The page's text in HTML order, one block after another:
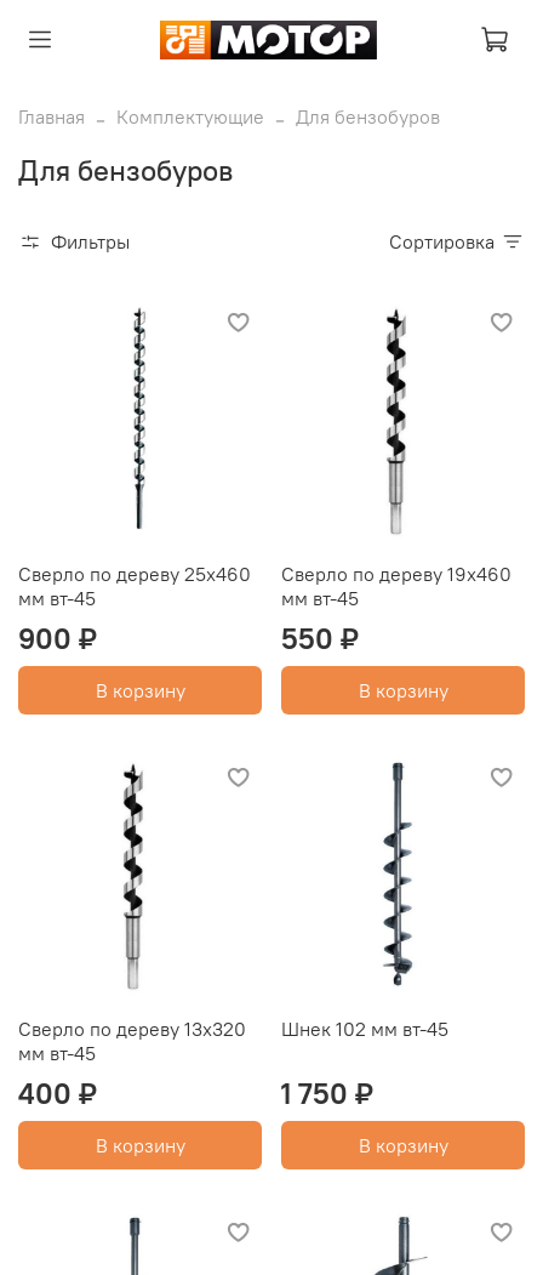
Главная Комплектующие Для бензобуров
Для бензобуров
Фильтры Сортировка
Сверло по дереву 25x460
мм вт-45
900 ₽
В корзину
Сверло по дереву 19x460
мм вт-45
550 ₽
В корзину
Сверло по дереву 13x320
мм вт-45
400 ₽
В корзину
Шнек 102 мм вт-45
1 750 ₽
В корзину